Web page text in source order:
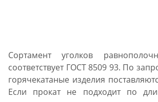
Сортамент уголков
соответствует ГОСТ 8509 93. По
горячекатаные изделия
Если прокат не подходит по